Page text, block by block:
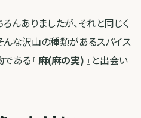
んありましたが、それと同じく
んな沢山の種類があるスパイス
である『 麻(麻の実) 』 と出会い